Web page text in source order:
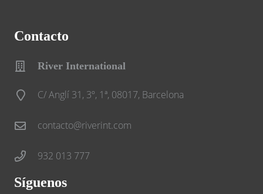
Contacto
River International
C/ Anglí 31, 3º, 1ª, 08017, Barcelona
contacto@riverint.com
932 013 777
Síguenos